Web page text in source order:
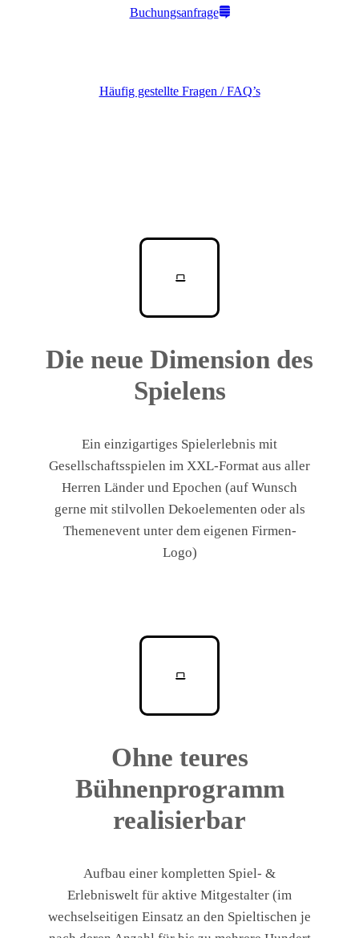
Buchungsanfrage
Häufig gestellte Fragen / FAQ’s
Die neue Dimension des
Spielens
Ein einzigartiges Spielerlebnis mit
Gesellschaftsspielen im XXL-Format aus aller
Herren Länder und Epochen (auf Wunsch
gerne mit stilvollen Dekoelementen oder als
Themenevent unter dem eigenen Firmen-
Logo)
Ohne teures
Bühnenprogramm
realisierbar
Aufbau einer kompletten Spiel- &
Erlebniswelt für aktive Mitgestalter (im
wechselseitigen Einsatz an den Spieltischen je